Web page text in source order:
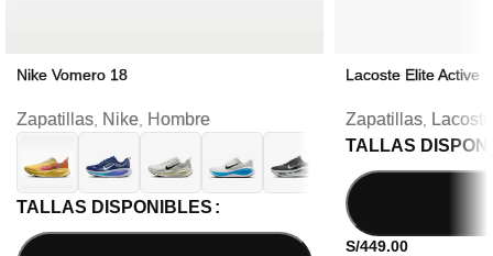
Nike Vomero 18
Zapatillas Nike Hombre
TALLAS DISPONIBLES
Lacoste Elite Active
Zapatillas, Lacoste
TALLAS
S/449.00